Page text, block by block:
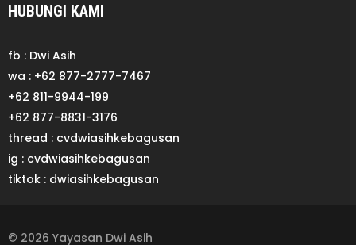
HUBUNGI KAMI
fb : Dwi Asih
wa : +62 877-2777-7467
+62 811-9944-199
+62 877-8831-3176
thread : cvdwiasihkebagusan
ig : cvdwiasihkebagusan
tiktok : dwiasihkebagusan
© 2026 Yayasan Dwi Asih